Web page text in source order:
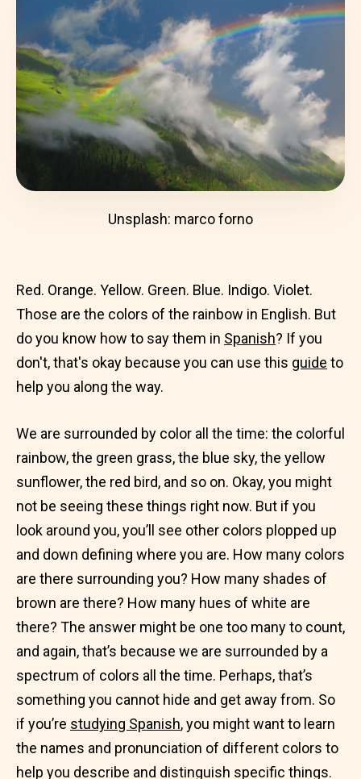
Unsplash: marco forno
Red. Orange. Yellow. Green. Blue. Indigo. Violet.
Those are the colors of the rainbow in English. But
do you know how to say them in Spanish? If you
don't, that's okay because you can use this guide to
help you along the way.
We are surrounded by color all the time: the colorful
rainbow, the green grass, the blue sky, the yellow
sunflower, the red bird, and so on. Okay, you might
not be seeing these things right now. But if you
look around you, you’ll see other colors plopped up
and down defining where you are. How many colors
are there surrounding you? How many shades of
brown are there? How many hues of white are
there? The answer might be one too many to count,
and again, that’s because we are surrounded by a
spectrum of colors all the time. Perhaps, that’s
something you cannot hide and get away from. So
if you’re studying Spanish, you might want to learn
the names and pronunciation of different colors to
help you describe and distinguish specific things.